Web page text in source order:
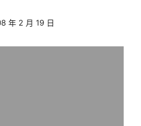
年 2 月 19 日